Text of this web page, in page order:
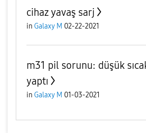
cihaz yavaş sarj
in Galaxy M 02-22-2021
m31 pil sorunu: düşük
yaptı
in Galaxy M 01-03-2021